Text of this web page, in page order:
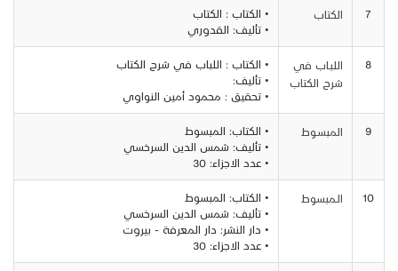
7 الكتاب
• الكتاب : الكتاب
• تأليف: القدوري
8
اللبـاب في
شرح الكتاب
• الكتاب : اللباب في شرح الكتاب
• تأليف:
• تحقيق : محمود أمين النواوي
9 المبسـوط
• الكتاب: المبسوط
• تأليف: شمس الدين السرخسي
• عدد الاجزاء: 30
10 الـمبسوط
• الكتاب: المبسوط
• تأليف: شمس الدين السرخسي
• دار النشر: دار المعرفة - بيروت
• عدد الاجزاء: 30